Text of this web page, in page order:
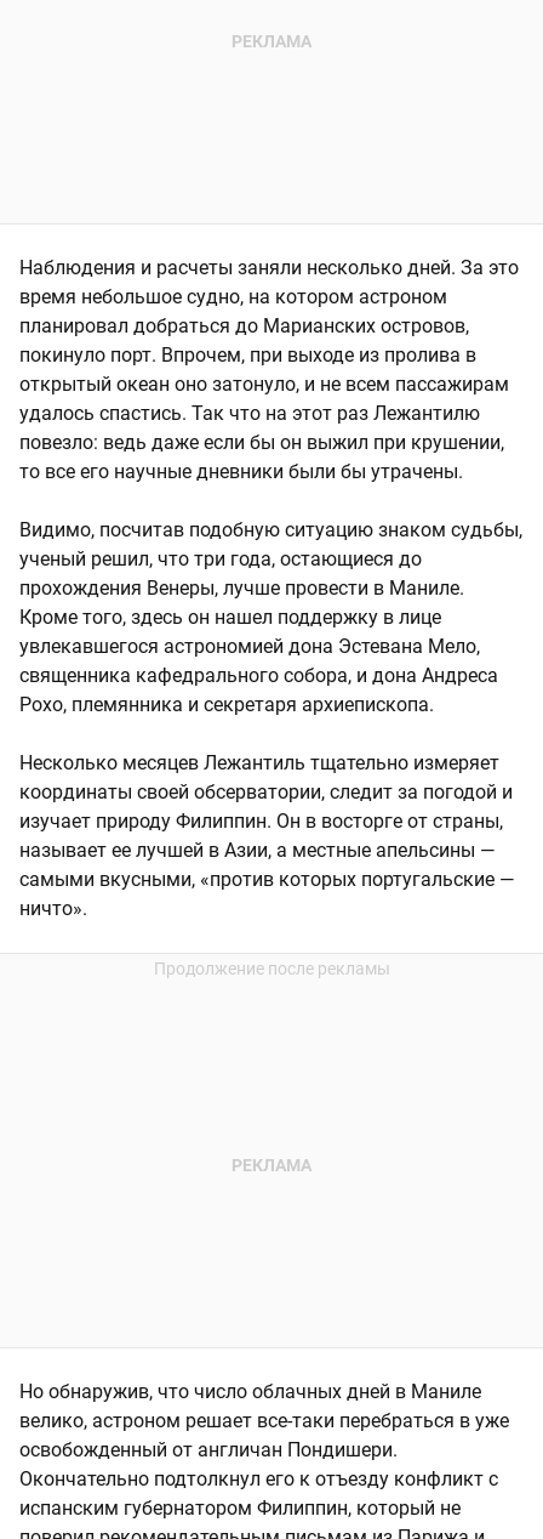
Наблюдения и расчеты заняли несколько дней. За это
время небольшое судно, на котором астроном
планировал добраться до Марианских островов,
покинуло порт. Впрочем, при выходе из пролива в
открытый океан оно затонуло, и не всем пассажирам
удалось спастись. Так что на этот раз Лежантилю
повезло: ведь даже если бы он выжил при крушении,
то все его научные дневники были бы утрачены.
Видимо, посчитав подобную ситуацию знаком судьбы,
ученый решил, что три года, остающиеся до
прохождения Венеры, лучше провести в Маниле.
Кроме того, здесь он нашел поддержку в лице
увлекавшегося астрономией дона Эстевана Мело,
священника кафедрального собора, и дона Андреса
Рохо, племянника и секретаря архиепископа.
Несколько месяцев Лежантиль тщательно измеряет
координаты своей обсерватории, следит за погодой и
изучает природу Филиппин. Он в восторге от страны,
называет ее лучшей в Азии, а местные апельсины —
самыми вкусными, «против которых португальские —
ничто».
Но обнаружив, что число облачных дней в Маниле
велико, астроном решает все-таки перебраться в уже
освобожденный от англичан Пондишери.
Окончательно подтолкнул его к отъезду конфликт с
испанским губернатором Филиппин, который не